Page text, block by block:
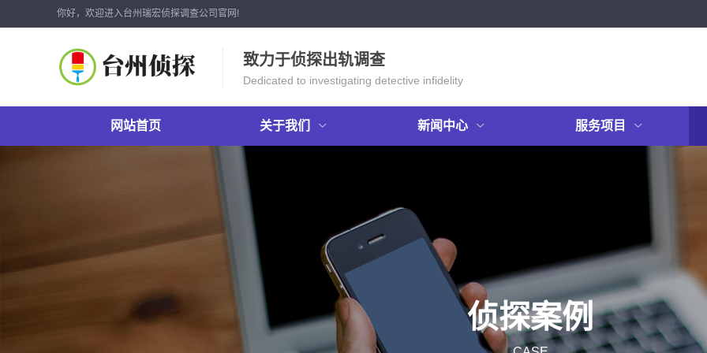
你好，欢迎进入台州瑞宏侦探调查公司官网!
致力于侦探出轨调查
Dedicated to investigating detective infidelity
网站首页 关于我们 新闻中心 服务项目
侦探案例